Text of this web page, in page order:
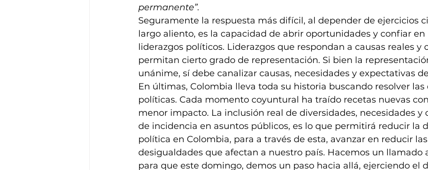
permanente”.
Seguramente la respuesta más difícil, al depender de ejercicios
largo aliento, es la capacidad de abrir oportunidades y confiar en
liderazgos políticos. Liderazgos que respondan a causas reales y
permitan cierto grado de representación. Si bien la
unánime, sí debe canalizar causas, necesidades y expectativas
En últimas, Colombia lleva toda su historia buscando resolver
políticas. Cada momento coyuntural ha traído recetas nuevas
menor impacto. La inclusión real de diversidades, necesidades y
de incidencia en asuntos públicos, es lo que permitirá reducir la
política en Colombia, para a través de esta, avanzar en reducir
desigualdades que afectan a nuestro país. Hacemos un llamado
para que este domingo, demos un paso hacia allá, ejerciendo el